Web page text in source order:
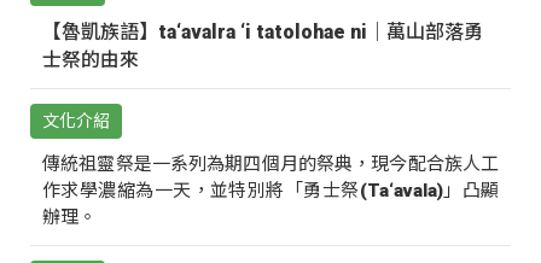
【魯凱族語】ta‘avalra ‘i tatolohae ni｜萬山部落勇
士祭的由來
文化介紹
傳統祖靈祭是一系列為期四個月的祭典，現今配合族人工
作求學濃縮為一天，並特別將「勇士祭(Ta‘avala)」凸顯
辦理。